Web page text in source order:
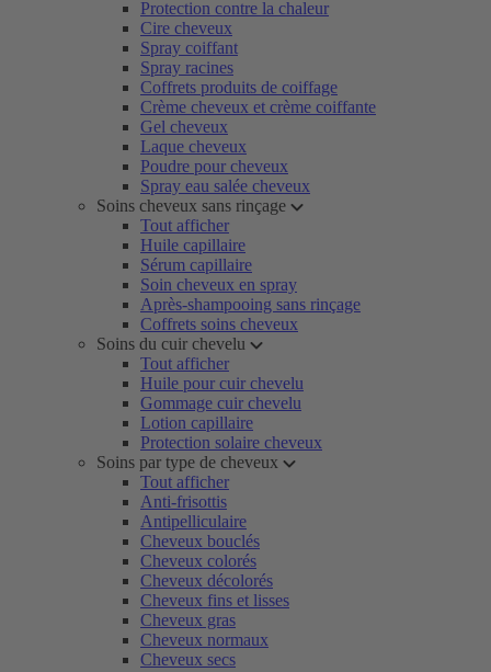
Protection contre la chaleur
Cire cheveux
Spray coiffant
Spray racines
Coffrets produits de coiffage
Crème cheveux et crème coiffante
Gel cheveux
Laque cheveux
Poudre pour cheveux
Spray eau salée cheveux
Soins cheveux sans rinçage
Tout afficher
Huile capillaire
Sérum capillaire
Soin cheveux en spray
Après-shampooing sans rinçage
Coffrets soins cheveux
Soins du cuir chevelu
Tout afficher
Huile pour cuir chevelu
Gommage cuir chevelu
Lotion capillaire
Protection solaire cheveux
Soins par type de cheveux
Tout afficher
Anti-frisottis
Antipelliculaire
Cheveux bouclés
Cheveux colorés
Cheveux décolorés
Cheveux fins et lisses
Cheveux gras
Cheveux normaux
Cheveux secs